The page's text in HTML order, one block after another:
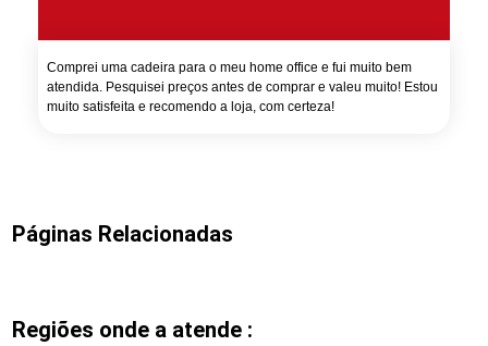
Comprei uma cadeira para o meu home office e fui muito bem
atendida. Pesquisei preços antes de comprar e valeu muito! Estou
muito satisfeita e recomendo a loja, com certeza!
Páginas Relacionadas
Regiões onde a atende :